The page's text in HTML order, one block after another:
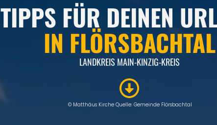
TIPPS FÜR DEINEN
IN FLÖRSBACHTAL
LANDKREIS MAIN-KINZIG-KREIS
© Matthäus Kirche Quelle: Gemeinde Flörsbachtal